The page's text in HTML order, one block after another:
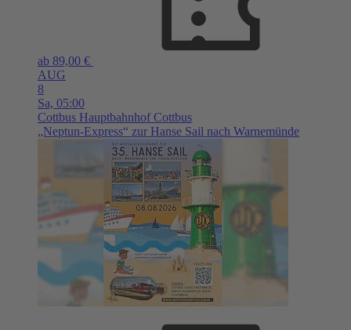
ab 89,00 €
AUG
8
Sa, 05:00
Cottbus Hauptbahnhof Cottbus
„Neptun-Express“ zur Hanse Sail nach Warnemünde